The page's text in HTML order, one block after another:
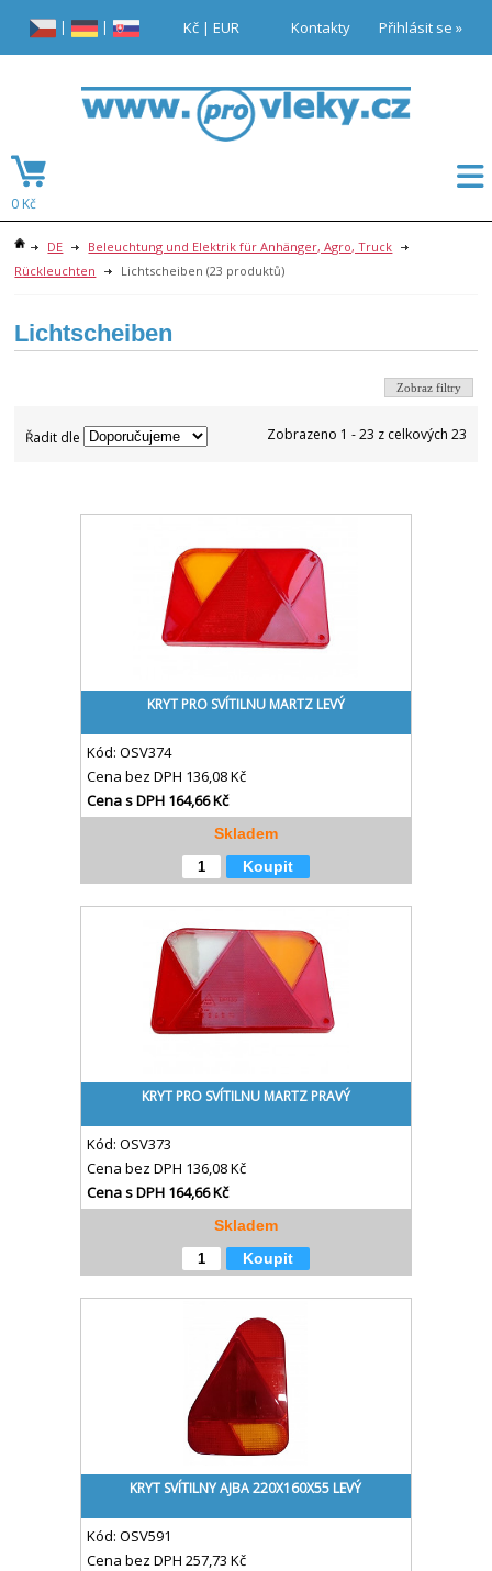
DE
Beleuchtung und Elektrik für Anhänger, Agro, Truck
Rückleuchten
Lichtscheiben (23 produktů)
Lichtscheiben
Zobraz filtry
Řadit dle Zobrazeno 1 - 23 z celkových 23
KRYT PRO SVÍTILNU MARTZ LEVÝ
Kód: OSV374
Cena bez DPH 136,08 Kč
Cena s DPH 164,66 Kč
Skladem
Koupit
KRYT PRO SVÍTILNU MARTZ PRAVÝ
Kód: OSV373
Cena bez DPH 136,08 Kč
Cena s DPH 164,66 Kč
Skladem
Koupit
KRYT SVÍTILNY AJBA 220X160X55 LEVÝ
Kód: OSV591
Cena bez DPH 257,73 Kč
Přihlásit se »
Kontakty
Kč |EUR
| |
0 Kč